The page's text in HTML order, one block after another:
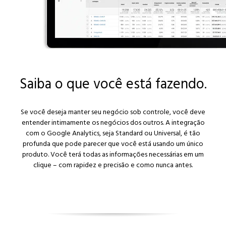
Business Analytics
Parceiros
Saiba o que você está fazendo.
Se você deseja manter seu negócio sob controle, você deve
entender intimamente os negócios dos outros. A integração
com o Google Analytics, seja Standard ou Universal, é tão
profunda que pode parecer que você está usando um único
produto. Você terá todas as informações necessárias em um
clique – com rapidez e precisão e como nunca antes.